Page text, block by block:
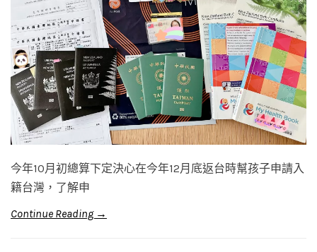
今年10月初總算下定決心在今年12月底返台時幫孩子申請入
籍台灣，了解申
Continue Reading →